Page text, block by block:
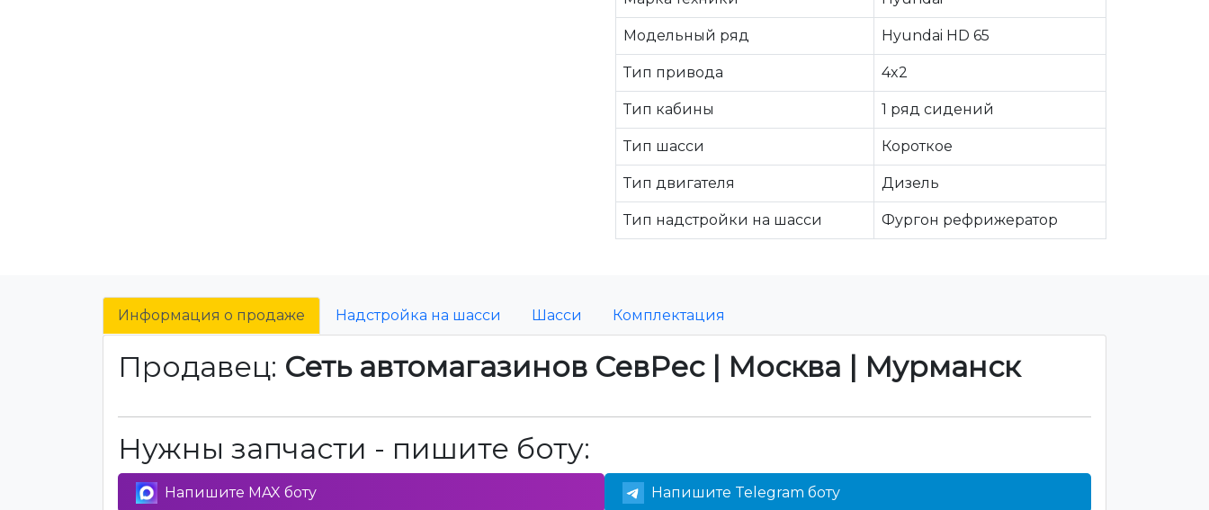
Модельный ряд Hyundai HD 65
Тип привода 4x2
Тип кабины 1 ряд сидений
Тип шасси Короткое
Тип двигателя Дизель
Тип надстройки на шасси Фургон рефрижератор
Информация о продаже Надстройка на шасси Шасси Комплектация
Продавец: Сеть автомагазинов СевРес | Москва | Мурманск
Нужны запчасти - пишите боту:
Напишите MAX боту Напишите Telegram боту